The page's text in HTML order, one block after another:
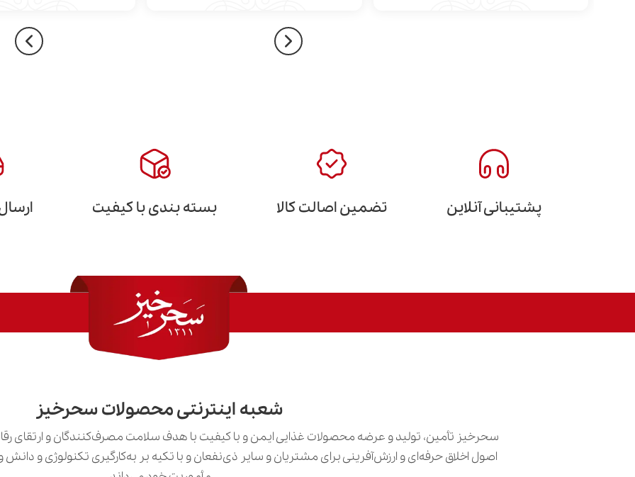
پشتیبانی آنلاین تضمین اصالت کالا بسته بندی با کیفیت
شعبه اینترنتی محصولات سحرخیز
سحرخیز تأمین، تولید و عرضه محصولات غذایی ایمن و با کیفیت با هدف سلامت مصرف‌کنندگان و ارتقای
اصول اخلاق حرفه‌ای و ارزش‌آفرینی برای مشتریان و سایر ذی‌نفعان و با تکیه بر به‌کارگیری تکنولوژی و